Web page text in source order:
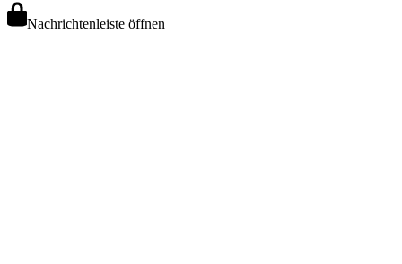
Nachrichtenleiste öffnen